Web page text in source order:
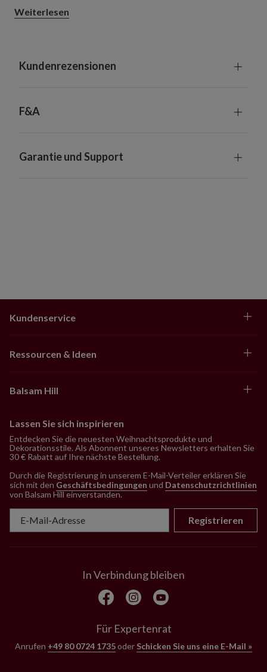
Breite: 40,5 cm, Höhe: 63,5 cm
Rottönen
Nur zur Nutzung in Innenräumen geeignet
Weiterlesen
Kundenrezensionen
F&A
Garantie und Support
Kundenservice
Ressourcen & Ideen
Balsam Hill
Lassen Sie sich inspirieren
Entdecken Sie die neuesten Weihnachtsprodukte und
Dekorationsstile. Als Abonnent unseres Newsletters erhalten Sie
30 € Rabatt auf Ihre nächste Bestellung.
Durch die Registrierung in unserem E-Mail-Verteiler erklären Sie
sich mit den Geschäftsbedingungen und Datenschutzrichtlinien
von Balsam Hill einverstanden.
Registrieren
In Verbindung bleiben
Für Expertenrat
Anrufen +49 80 0724 1735oder Schicken Sie uns eine E-Mail »